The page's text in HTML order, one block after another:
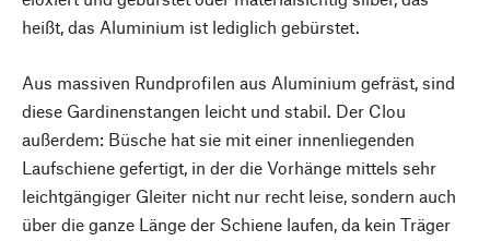
heißt, das Aluminium ist lediglich gebürstet.
Aus massiven Rundprofilen aus Aluminium gefräst, sind
diese Gardinenstangen leicht und stabil. Der Clou
außerdem: Büsche hat sie mit einer innenliegenden
Laufschiene gefertigt, in der die Vorhänge mittels sehr
leichtgängiger Gleiter nicht nur recht leise, sondern auch
über die ganze Länge der Schiene laufen, da kein Träger